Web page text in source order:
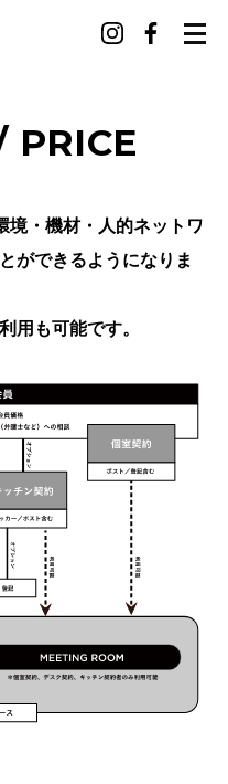
PRICE
境・機材・人的ネットワ
ができるようになりま
用も可能です。